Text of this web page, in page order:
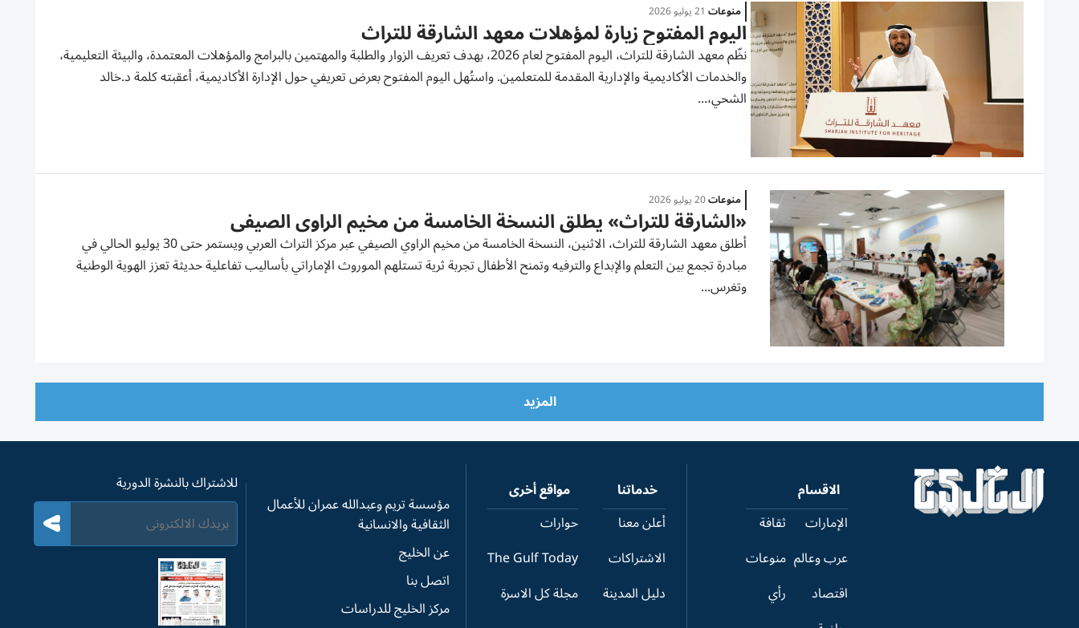
منوعات 21 يوليو 2026
اليوم المفتوح زيارة لمؤهلات معهد الشارقة للتراث
نظّم معهد الشارقة للتراث، اليوم المفتوح لعام 2026، بهدف تعريف الزوار والطلبة والمهتمين بالبرامج والمؤهلات المعتمدة، والبيئة التعليمية،
والخدمات الأكاديمية والإدارية المقدمة للمتعلمين. واستُهل اليوم المفتوح بعرض تعريفي حول الإدارة الأكاديمية، أعقبته كلمة د.خالد
الشحي،...
منوعات20 يوليو 2026
«الشارقة للتراث» يطلق النسخة الخامسة من مخيم الراوي الصيفي
أطلق معهد الشارقة للتراث، الاثنين، النسخة الخامسة من مخيم الراوي الصيفي عبر مركز التراث العربي ويستمر حتى 30 يوليو الحالي في
مبادرة تجمع بين التعلم والإبداع والترفيه وتمنح الأطفال تجربة ثرية تستلهم الموروث الإماراتي بأساليب تفاعلية حديثة تعزز الهوية الوطنية
وتغرس...
المزيد
الاقسام
الإمارات
عرب وعالم
اقتصاد
ثقافة
منوعات
رأي
خدماتنا
أعلن معنا
الاشتراكات
دليل المدينة
مواقع أخرى
حوارات
The Gulf Today
مجلة كل الاسرة
مؤسسة تريم وعبدالله عمران للأعمال
الثقافية والانسانية
عن الخليج
اتصل بنا
مركز الخليج للدراسات
للاشتراك بالنشرة الدورية